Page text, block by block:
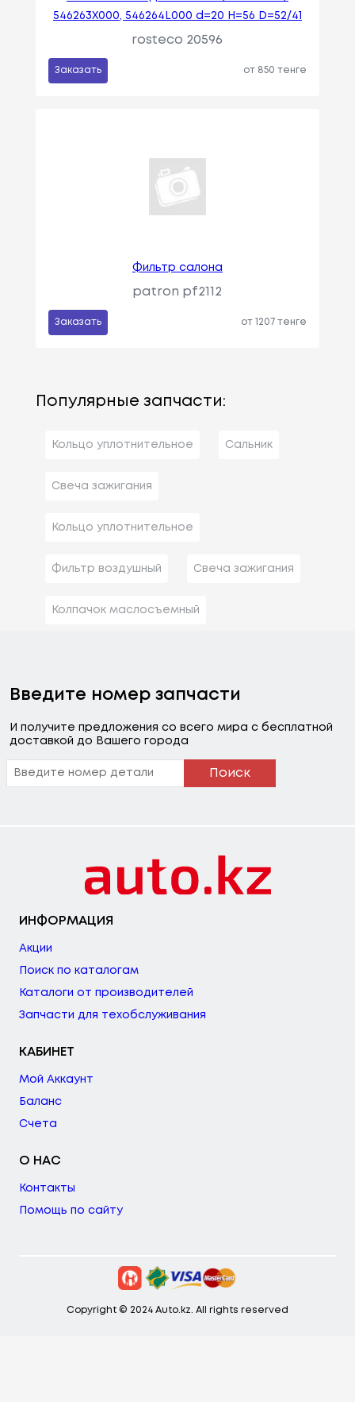
546263X000, 546264L000 d=20 H=56 D=52/41
rosteco 20596
Заказать от 850 тенге
Фильтр салона
patron pf2112
Заказать от 1207 тенге
Популярные запчасти:
Кольцо уплотнительное Сальник
Свеча зажигания
Кольцо уплотнительное
Фильтр воздушный Свеча зажигания
Колпачок маслосъемный
Введите номер запчасти
И получите предложения со всего мира с бесплатной
доставкой до Вашего города
Поиск
ИНФОРМАЦИЯ
Акции
Поиск по каталогам
Каталоги от производителей
Запчасти для техобслуживания
КАБИНЕТ
Мой Аккаунт
Баланс
Счета
О НАС
Контакты
Помощь по сайту
Copyright © 2024 Auto.kz. All rights reserved